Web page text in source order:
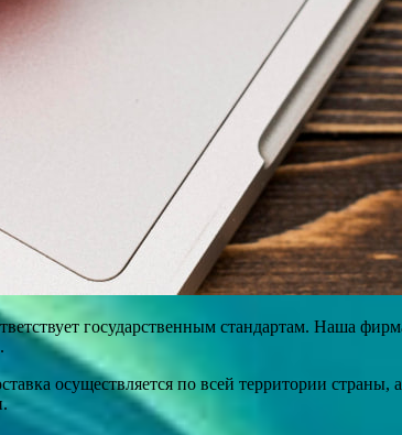
государственным стандартам. Наша
осуществляется по всей территории